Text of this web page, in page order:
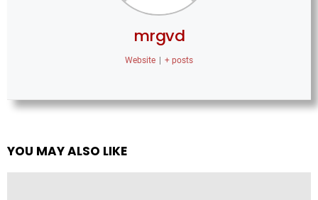
mrgvd
Website + posts
YOU MAY ALSO LIKE